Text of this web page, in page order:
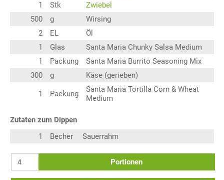
1
Stk
Zwiebel
500
g
Wirsing
2
EL
Öl
1
Glas
Santa Maria Chunky Salsa Medium
1
Packung
Santa Maria Burrito Seasoning Mix
300
g Käse (gerieben)
1 Packung
Santa Maria Tortilla Corn & Wheat
Medium
Zutaten zum Dippen
1
Becher Sauerrahm
Portionen